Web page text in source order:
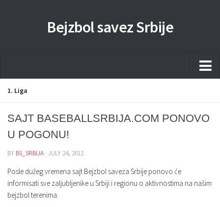
Bejzbol savez Srbije
Home
Liga
Kontakti Timova
Javne nabavke
1. Liga
SAJT BASEBALLSRBIJA.COM PONOVO
U POGONU!
BY BS_SRBIJA · JULY 24, 2012
Posle dužeg vremena sajt Bejzbol saveza Srbije ponovo će
informisati sve zaljubljenike u Srbiji i regionu o aktivnostima na našim
bejzbol terenima.